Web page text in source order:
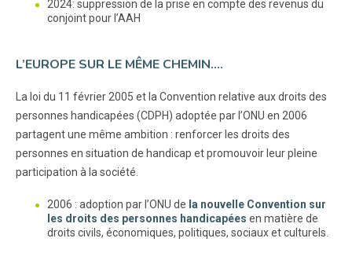
2024: suppression de la prise en compte des revenus du
conjoint pour l’AAH
L’EUROPE SUR LE MÊME CHEMIN....
La loi du 11 février 2005 et la Convention relative aux droits des
personnes handicapées (CDPH) adoptée par l’ONU en 2006
partagent une même ambition : renforcer les droits des
personnes en situation de handicap et promouvoir leur pleine
participation à la société.
2006 : adoption par l’ONU de la nouvelle Convention sur
les droits des personnes handicapées en matière de
droits civils, économiques, politiques, sociaux et culturels.